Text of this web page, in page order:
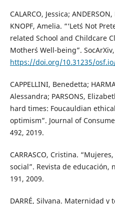
CALARCO, Jessica;
KNOPF, Amelia. “‘Let´s Not
related School and Childcare
Mother´s Well-being”.
https://doi.org/10.31235/
CAPPELLINI, Benedetta;
Alessandra; PARSONS,
hard times: Foucauldian
optimism”. Journal of
492, 2019.
CARRASCO, Cristina.
social”. Revista de educación,
191, 2009.
DARRÉ, Silvana. Maternidad y